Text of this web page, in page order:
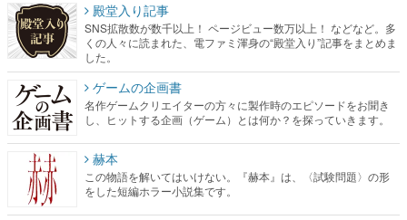
殿堂入り記事
SNS拡散数が数千以上！ ページビュー数万以上！ などなど。多
くの人々に読まれた、電ファミ渾身の“殿堂入り”記事をまとめま
した。
ゲームの企画書
名作ゲームクリエイターの方々に製作時のエピソードをお聞き
し、ヒットする企画（ゲーム）とは何か？を探っていきます。
赫本
この物語を解いてはいけない。『赫本』は、〈試験問題〉の形
をした短編ホラー小説集です。